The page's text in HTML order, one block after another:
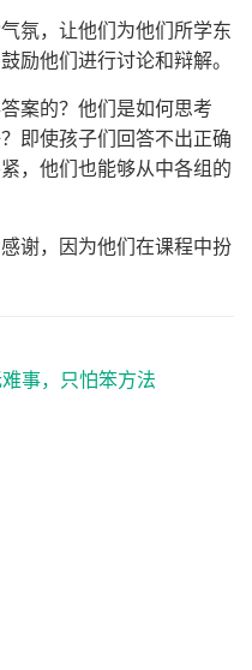
氛，让他们为他们所学东
励他们进行讨论和辩解。
案的？他们是如何思考
即使孩子们回答不出正确
，他们也能够从中各组的
谢，因为他们在课程中扮
事，只怕笨方法